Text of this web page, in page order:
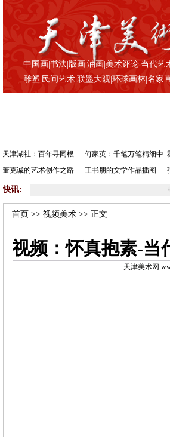
中国画 |书法 版画 |油画 |美术评论 当代艺
雕塑 民间艺术 |联墨大观 |环球画林 |名家
天津湖社：百年寻同根 何家英：千笔万笔精细中
董克诚的艺术创作之路
王书朋的文学作品插图
快讯: 著名画家宗万华因病在京去世
首页 >>视频美术 >> 正文
视频：怀真抱素-当
天津美术网